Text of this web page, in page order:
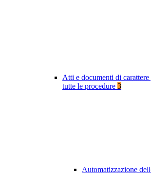
Atti e documenti di
tutte le procedure 3
Automatizzazione